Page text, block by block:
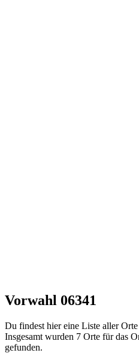
Vorwahl 06341
Du findest hier eine Liste aller
Insgesamt wurden 7 Orte für das
gefunden.